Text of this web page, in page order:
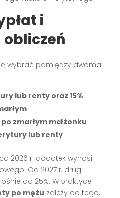
i
wybrać pomiędzy dwoma
lub renty oraz 15%
zmarłym małżonku
lub renty
2026 r. dodatek wynosi
Od 2027 r. drugi
do 25%. W praktyce
po mężu zależy od tego,